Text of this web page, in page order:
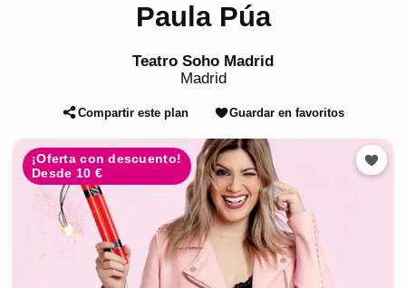
Paula Púa
Teatro Soho Madrid
Madrid
Compartir este plan Guardar en favoritos
¡Oferta con descuento!
Desde 10 €